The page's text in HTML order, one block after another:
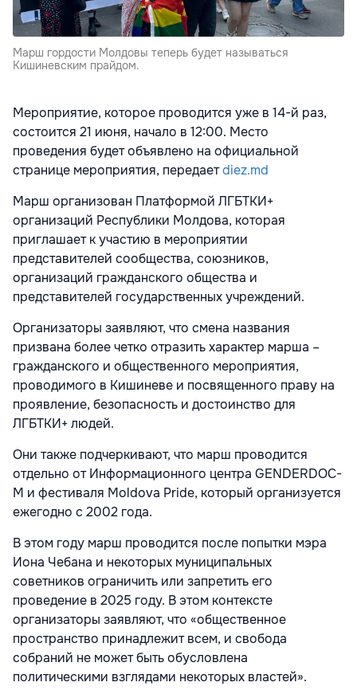
Марш гордости Молдовы теперь будет называться
Кишиневским прайдом.
Мероприятие, которое проводится уже в 14-й раз,
состоится 21 июня, начало в 12:00. Место
проведения будет объявлено на официальной
странице мероприятия, передаетdiez.md
Марш организован Платформой ЛГБТКИ+
организаций Республики Молдова, которая
приглашает к участию в мероприятии
представителей сообщества, союзников,
организаций гражданского общества и
представителей государственных учреждений.
Организаторы заявляют, что смена названия
призвана более четко отразить характер марша –
гражданского и общественного мероприятия,
проводимого в Кишиневе и посвященного праву на
проявление, безопасность и достоинство для
ЛГБТКИ+ людей.
Они также подчеркивают, что марш проводится
отдельно от Информационного центра GENDERDOC-
M и фестиваля Moldova Pride, который организуется
ежегодно с 2002 года.
В этом году марш проводится после попытки мэра
Иона Чебана и некоторых муниципальных
советников ограничить или запретить его
проведение в 2025 году. В этом контексте
организаторы заявляют, что «общественное
пространство принадлежит всем, и свобода
собраний не может быть обусловлена
политическими взглядами некоторых властей».